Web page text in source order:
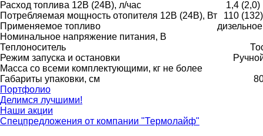
Расход топлива 12В (24В), л/час
1,4 (2,0)
Потребляемая мощность отопителя 12В (24В), Вт
110 (132)
Применяемое топливо
Номинальное напряжение питания, В
Теплоноситель
Режим запуска и остановки
Масса со всеми комплектующими, кг не более
Габариты упаковки, см
Портфолио
Делимся лучшими!
Наши акции
Спецпредложения от компании "Термолайф"